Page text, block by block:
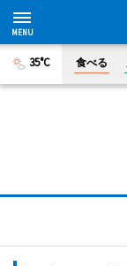
35°C 食べる